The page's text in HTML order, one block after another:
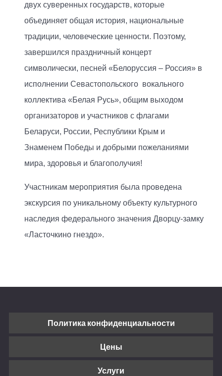
двух суверенных государств, которые
объединяет общая история, национальные
традиции, человеческие ценности. Поэтому,
завершился праздничный концерт
символически, песней «Белоруссия – Россия» в
исполнении Севастопольского вокального
коллектива «Белая Русь», общим выходом
организаторов и участников с флагами
Беларуси, России, Республики Крым и
Знаменем Победы и добрыми пожеланиями
мира, здоровья и благополучия!
Участникам мероприятия была проведена
экскурсия по уникальному объекту культурного
наследия федерального значения Дворцу-замку
«Ласточкино гнездо».
Политика конфиденциальности
Цены
Услуги